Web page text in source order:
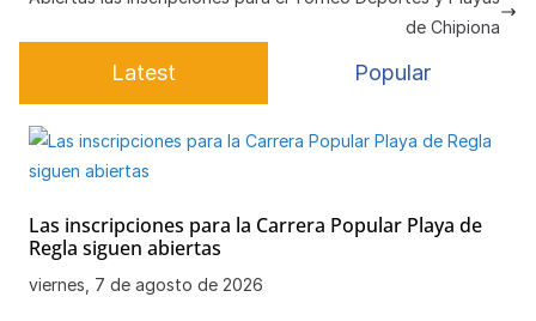
p o
k
e
de Chipiona
Latest Popular
Las inscripciones para la Carrera Popular Playa de
Regla siguen abiertas
viernes, 7 de agosto de 2026